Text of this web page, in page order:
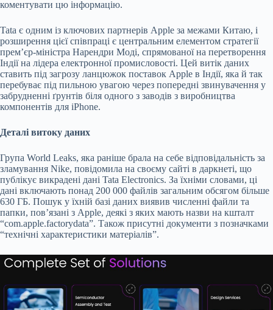
коментувати цю інформацію.
Tata є одним із ключових партнерів Apple за межами Китаю, і
розширення цієї співпраці є центральним елементом стратегії
прем’єр-міністра Нарендри Моді, спрямованої на перетворення
Індії на лідера електронної промисловості. Цей витік даних
ставить під загрозу ланцюжок поставок Apple в Індії, яка й так
перебуває під пильною увагою через попередні звинувачення у
забрудненні ґрунтів біля одного з заводів з виробництва
компонентів для iPhone.
Деталі витоку даних
Група World Leaks, яка раніше брала на себе відповідальність за
зламування Nike, повідомила на своєму сайті в даркнеті, що
публікує викрадені дані Tata Electronics. За їхніми словами, ці
дані включають понад 200 000 файлів загальним обсягом більше
630 ГБ. Пошук у їхній базі даних виявив численні файли та
папки, пов’язані з Apple, деякі з яких мають назви на кшталт
“com.apple.factorydata”. Також присутні документи з позначками
“технічні характеристики матеріалів”.